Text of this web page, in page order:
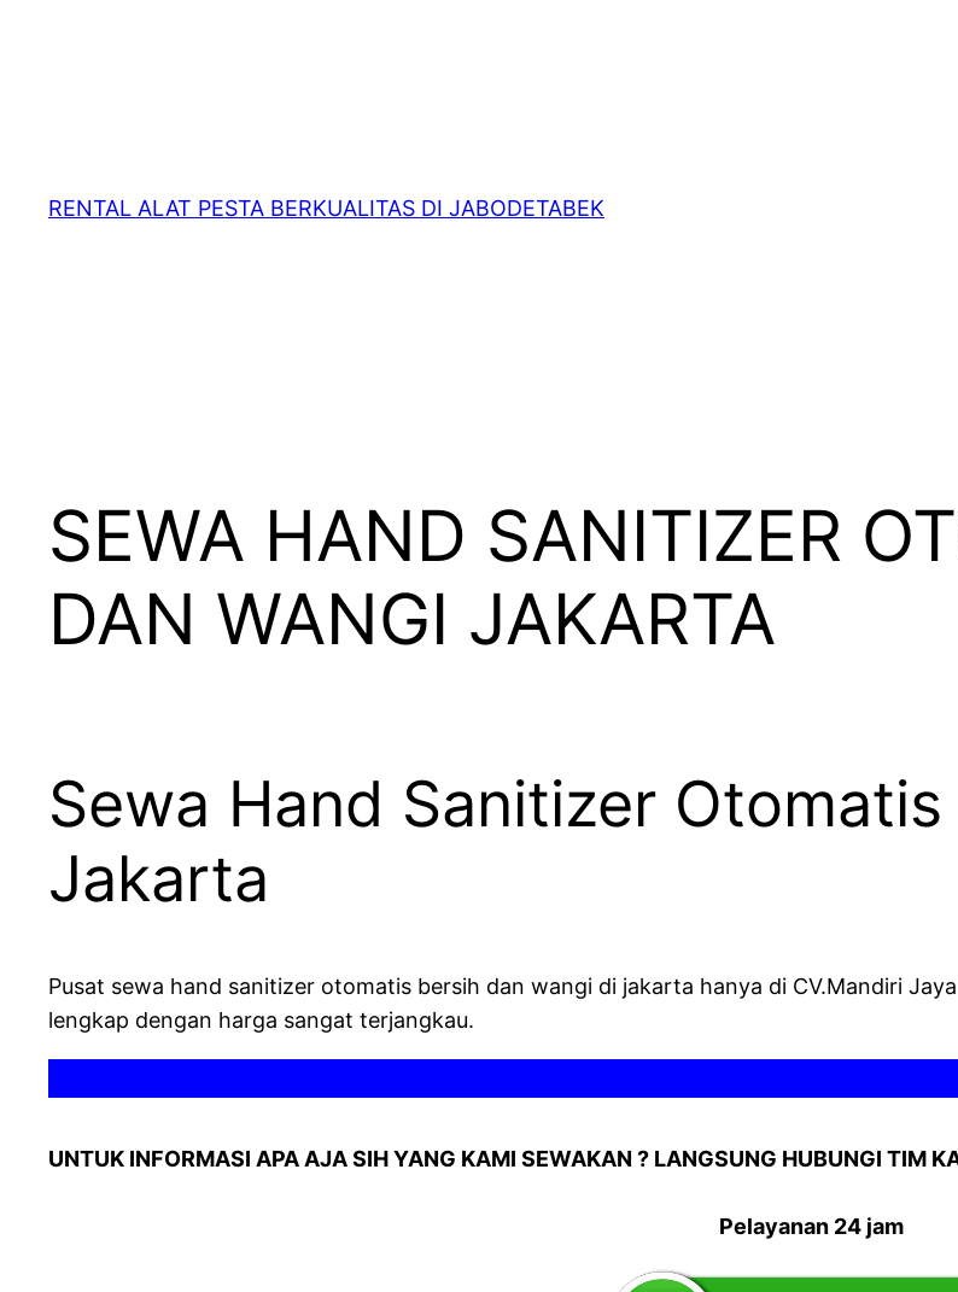
RENTAL ALAT PESTA BERKUALITAS DI JABODETABEK
SEWA HAND SANITIZER
DAN WANGI JAKARTA
Sewa Hand Sanitizer
Jakarta
Pusat sewa hand sanitizer otomatis bersih dan wangi di jakarta hanya di CV.Mandiri
lengkap dengan harga sangat terjangkau.
UNTUK INFORMASI APA AJA SIH YANG KAMI SEWAKAN ? LANGSUNG HUBUNGI TIM
Pelayanan 24 jam